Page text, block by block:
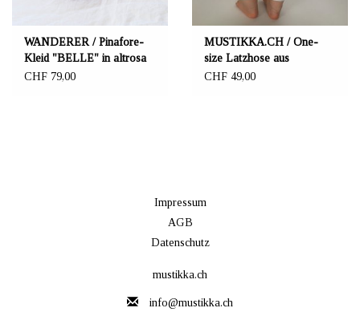
WANDERER / Pinafore-
Kleid "BELLE" in altrosa
CHF 79,00
MUSTIKKA.CH / One-
size Latzhose aus
Biobaumwolle weiss/bunt
CHF 49,00
Impressum
AGB
Datenschutz
mustikka.ch
info@mustikka.ch